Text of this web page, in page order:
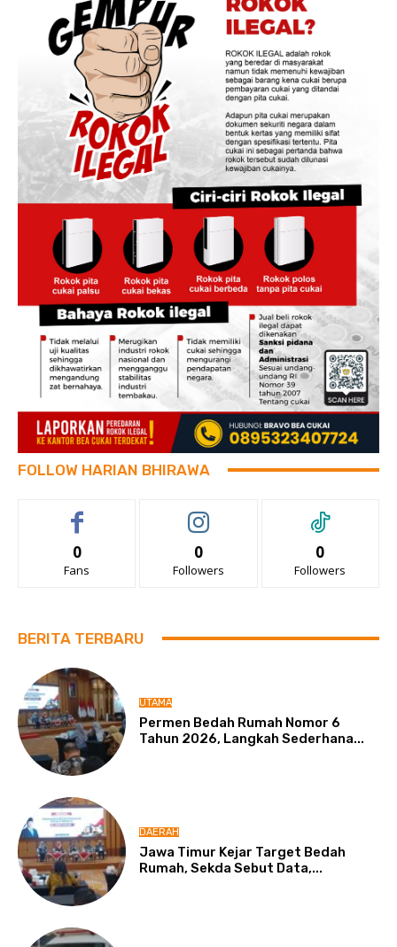
FOLLOW HARIAN BHIRAWA
0
Fans
0
Followers
0
Followers
BERITA TERBARU
UTAMA
Permen Bedah Rumah Nomor 6
Tahun 2026, Langkah Sederhana...
DAERAH
Jawa Timur Kejar Target Bedah
Rumah, Sekda Sebut Data,...